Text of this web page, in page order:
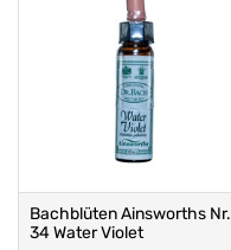
Bachblüten Ainsworths Nr.
34 Water Violet